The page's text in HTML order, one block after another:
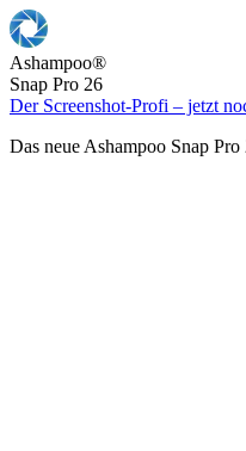
Ashampoo®
Snap Pro 26
Der Screenshot-Profi – jetzt
Das neue Ashampoo Snap